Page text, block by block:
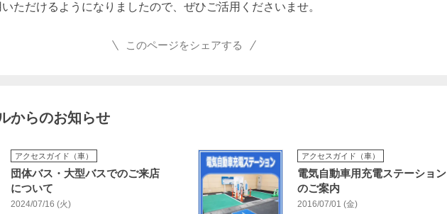
ただけるようになりましたので、ぜひご活用くださいませ。
このページをシェアする
からのお知らせ
アクセスガイド（車）
団体バス・大型バスでのご来店
について
2024/07/16 (火)
アクセスガイド（車）
電気自動車用充電ステーション
のご案内
2016/07/01 (金)